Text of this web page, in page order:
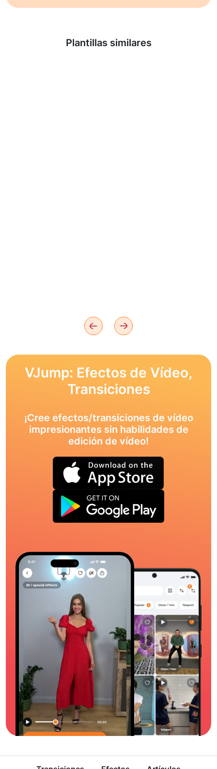
Plantillas similares
Saber más
VJump: Efectos de Vídeo,
Transiciones
¡Cree efectos/transiciones de vídeo
impresionantes sin habilidades de
edición de vídeo!